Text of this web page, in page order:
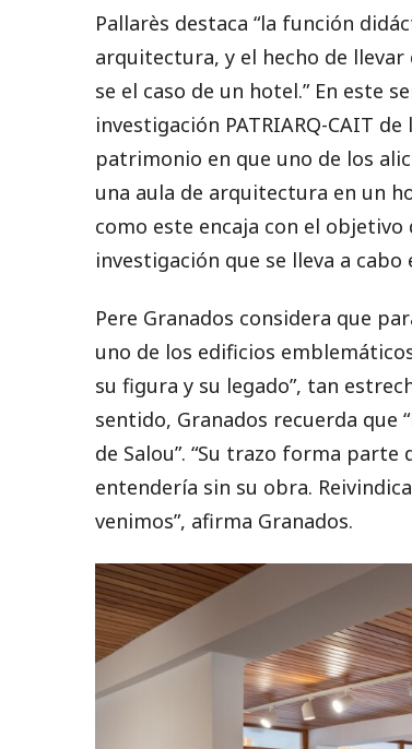
Pallarès destaca “la función
arquitectura, y el hecho de
se el caso de un hotel.” En este
investigación PATRIARQ-CAIT
patrimonio en que uno de los
una aula de arquitectura en un
como este encaja con el
investigación que se lleva a
Pere Granados considera que
uno de los edificios
su figura y su legado”, tan
sentido, Granados recuerda
de Salou”. “Su trazo forma parte
entendería sin su obra.
venimos”, afirma Granados.